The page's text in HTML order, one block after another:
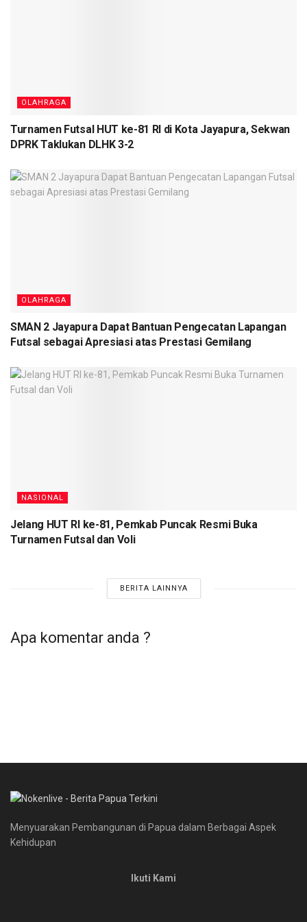
OLAHRAGA
Turnamen Futsal HUT ke-81 RI di Kota Jayapura, Sekwan
DPRK Taklukan DLHK 3-2
OLAHRAGA
SMAN 2 Jayapura Dapat Bantuan Pengecatan Lapangan
Futsal sebagai Apresiasi atas Prestasi Gemilang
NASIONAL
Jelang HUT RI ke-81, Pemkab Puncak Resmi Buka
Turnamen Futsal dan Voli
BERITA LAINNYA
Apa komentar anda ?
Menyuarakan Pembangunan di Papua dalam Berbagai Aspek
Kehidupan
Ikuti Kami